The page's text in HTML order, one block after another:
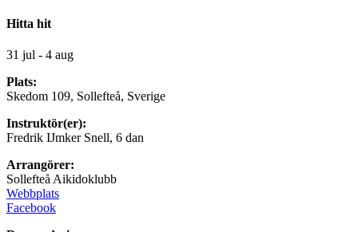
Hitta hit
31 jul - 4 aug
Plats:
Skedom 109, Sollefteå, Sverige
Instruktör(er):
Fredrik IJmker Snell, 6 dan
Arrangörer:
Sollefteå Aikidoklubb
Webbplats
Facebook